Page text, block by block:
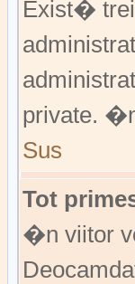
Exist�
private.
Sus
Tot
�n viitor